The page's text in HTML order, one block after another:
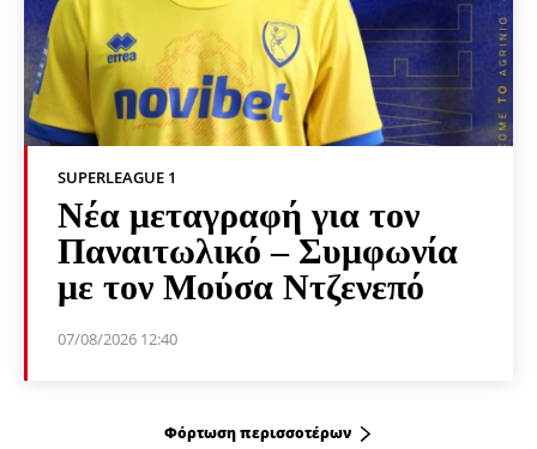
SUPERLEAGUE 1
Νέα μεταγραφή για τον
Παναιτωλικό – Συμφωνία
με τον Μούσα Ντζενεπό
07/08/2026 12:40
Φόρτωση περισσοτέρων